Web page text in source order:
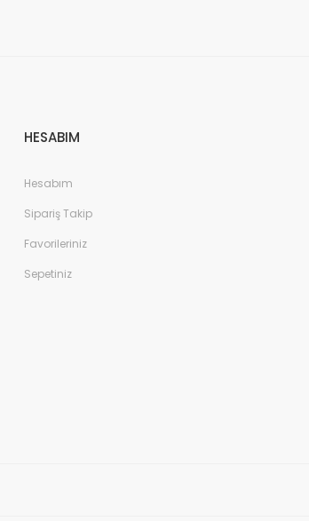
HESABIM
Hesabım
Sipariş Takip
Favorileriniz
Sepetiniz